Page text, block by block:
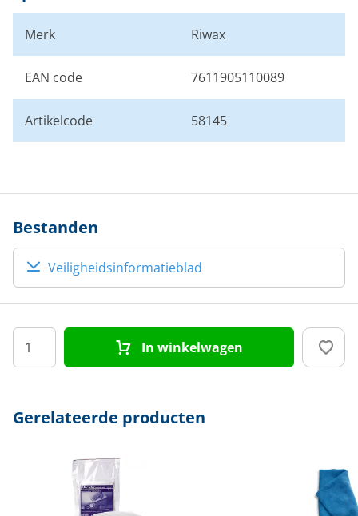
Merk Riwax
EAN code 7611905110089
Artikelcode 58145
Bestanden
Veiligheidsinformatieblad
In winkelwagen
Gerelateerde producten